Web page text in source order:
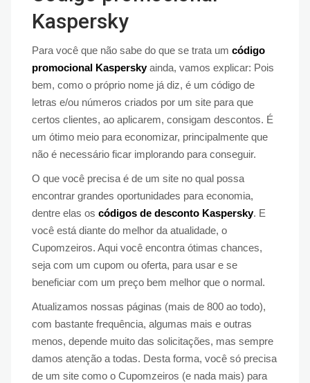
Kaspersky
Para você que não sabe do que se trata um código
promocional Kasperskyainda, vamos explicar: Pois
bem, como o próprio nome já diz, é um código de
letras e/ou números criados por um site para que
certos clientes, ao aplicarem, consigam descontos. É
um ótimo meio para economizar, principalmente que
não é necessário ficar implorando para conseguir.
O que você precisa é de um site no qual possa
encontrar grandes oportunidades para economia,
dentre elas os códigos de desconto Kaspersky. E
você está diante do melhor da atualidade, o
Cupomzeiros. Aqui você encontra ótimas chances,
seja com um cupom ou oferta, para usar e se
beneficiar com um preço bem melhor que o normal.
Atualizamos nossas páginas (mais de 800 ao todo),
com bastante frequência, algumas mais e outras
menos, depende muito das solicitações, mas sempre
damos atenção a todas. Desta forma, você só precisa
de um site como o Cupomzeiros (e nada mais) para